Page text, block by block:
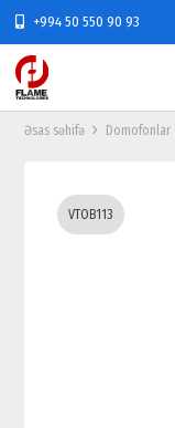
+994 50 550 90 93
Əsas səhifə Domofonlar
VTOB113